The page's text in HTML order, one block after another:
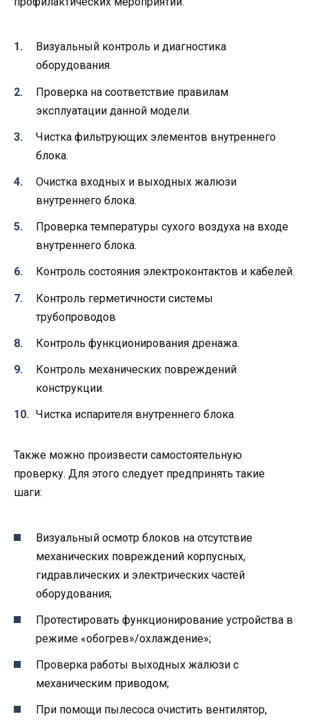
Визуальный контроль и диагностика
оборудования.
Проверка на соответствие правилам
эксплуатации данной модели.
Чистка фильтрующих элементов внутреннего
блока.
Очистка входных и выходных жалюзи
внутреннего блока.
Проверка температуры сухого воздуха на входе
внутреннего блока.
Контроль состояния электроконтактов и кабелей.
Контроль герметичности системы
трубопроводов
Контроль функционирования дренажа.
Контроль механических повреждений
конструкции.
Чистка испарителя внутреннего блока.
Также можно произвести самостоятельную
проверку. Для этого следует предпринять такие
шаги:
Визуальный осмотр блоков на отсутствие
механических повреждений корпусных,
гидравлических и электрических частей
оборудования;
Протестировать функционирование устройства в
режиме «обогрев»/охлаждение»;
Проверка работы выходных жалюзи с
механическим приводом;
При помощи пылесоса очистить вентилятор,